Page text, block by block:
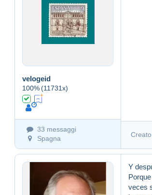
velogeid
100%(11731x)
33 messaggi
Spagna
Y
veces